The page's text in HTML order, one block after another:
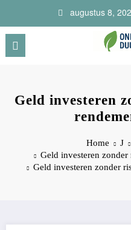
de
inhoud
augustus 8,
Geld investeren
Home J
Geld investeren
Geld investeren zonder